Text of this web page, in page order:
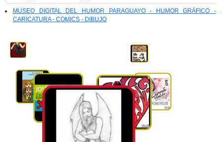
MUSEO DIGITAL DEL HUMOR PARAGUAYO - HUMOR GRÁFICO -
CARICATURA - COMICS - DIBUJO